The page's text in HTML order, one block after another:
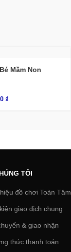
Mầm Non
₫
TÔI
đồ chơi Toàn Tâm
giao dịch chung
& giao nhận
thức thanh toán